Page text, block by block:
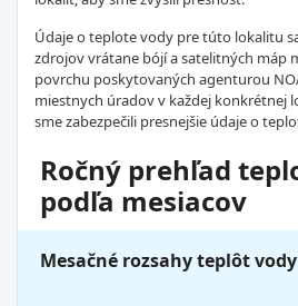
Údaje o teplote vody pre túto lokalitu
zdrojov vrátane bójí a satelitných máp
povrchu poskytovaných agenturou
miestnych úradov v každej konkrétnej
sme zabezpečili presnejšie údaje o
Ročný prehľad
podľa mesiacov
Mesačné rozsahy teplôt vody